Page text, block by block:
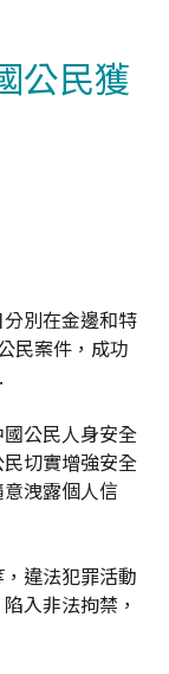
公民獲
別在金邊和特
民案件，成功
公民人身安全
切實增強安全
洩露個人信
違法犯罪活動
入非法拘禁，